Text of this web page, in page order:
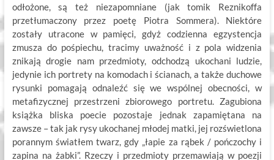
odłożone, są też niezapomniane (jak tomik Reznikoffa
przetłumaczony przez poetę Piotra Sommera). Niektóre
zostały utracone w pamięci, gdyż codzienna egzystencja
zmusza do pośpiechu, tracimy uważność i z pola widzenia
znikają drogie nam przedmioty, odchodzą ukochani ludzie,
jedynie ich portrety na komodach i ścianach, a także duchowe
rysunki pomagają odnaleźć się we wspólnej obecności, w
metafizycznej przestrzeni zbiorowego portretu. Zagubiona
książka bliska poecie pozostaje jednak zapamiętana na
zawsze – tak jak rysy ukochanej młodej matki, jej rozświetlona
porannym światłem twarz, gdy „łapie za rąbek / pończochy i
zapina na żabki”. Rzeczy i przedmioty przemawiają w poezji